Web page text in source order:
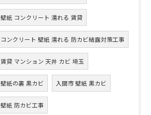
壁紙 コンクリート 濡れる 賃貸
コンクリート 壁紙 濡れる 防カビ結露対策工事
賃貸 マンション 天井 カビ 埼玉
壁紙の裏 黒カビ 入間市 壁紙 黒カビ
壁紙 防カビ工事